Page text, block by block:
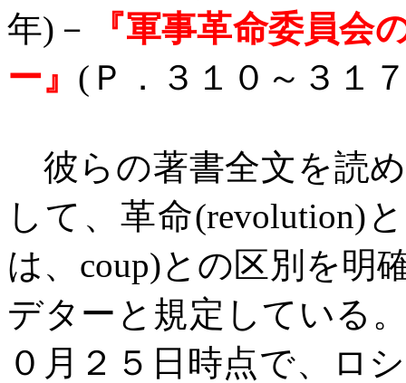
年) －
『軍事革命委員会
ー』 ( Ｐ．３１０～３１
彼らの著書全文を読
して、革命(revolution)
は、 coup)との区別を明
デターと規定している
０月２５日時点で、ロ